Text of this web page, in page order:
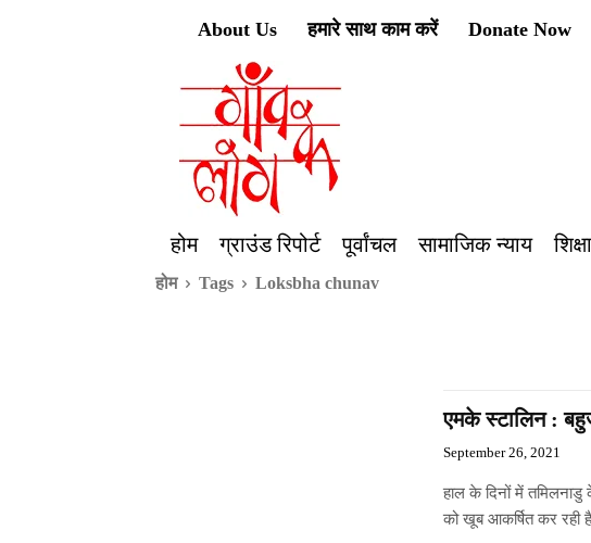
About Us हमारे साथ काम करें Donate Now
होम ग्राउंड रिपोर्ट पूर्वांचल सामाजिक न्याय शिक्षा
होम Tags Loksbha chunav
एमके स्टालिन :
September 26, 2021
हाल के दिनों में
को खूब आकर्षित कर रही